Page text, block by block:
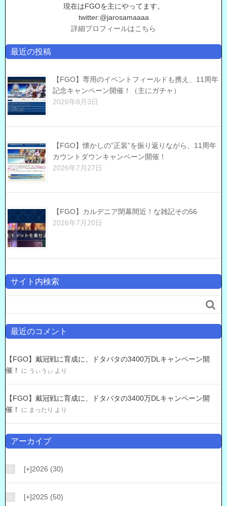
現在はFGOを主にやってます。
twitter:@jarosamaaaa
詳細プロフィールはこちら
最近の投稿
【FGO】専用のイベントフィールドも携え、11周年
記念キャンペーン開催！（主にガチャ）
2026年8月3日
【FGO】懐かしの”正装”を振り返りながら、11周年
カウントダウンキャンペーン開催！
2026年7月27日
【FGO】カルデニア閉幕間近！な雑記その56
2026年7月20日
サイト内検索

最近のコメント
【FGO】戴冠戦に育成に、ドタバタの3400万DLキャンペーン開
催！
に うぃうぃ より
【FGO】戴冠戦に育成に、ドタバタの3400万DLキャンペーン開
催！
に まったり より
アーカイブ
[+]2026 (30)
[+]2025 (50)